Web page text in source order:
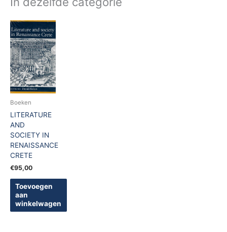
Boeken
LITERATURE
AND
SOCIETY IN
RENAISSANCE
CRETE
€95,00
Toevoegen
aan
winkelwagen